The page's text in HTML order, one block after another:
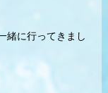
緒に行ってきまし